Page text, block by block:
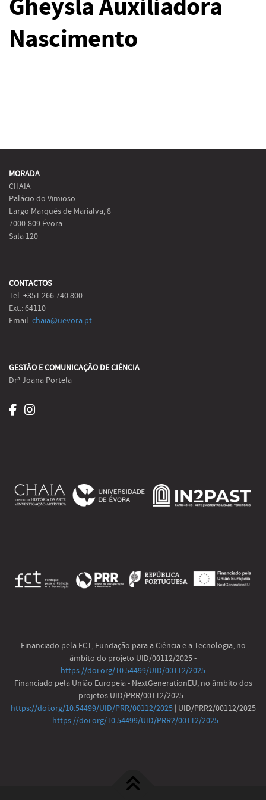
Gheysla Auxiliadora
Nascimento
MORADA
CHAIA
Palácio do Vimioso
Largo Marquês de Marialva, 8
7000-809 Évora
Sala 120
CONTACTOS
Tel: +351 266 740 800
Ext.: 64110
Email:chaia@uevora.pt
GESTÃO E COMUNICAÇÃO DE CIÊNCIA
Drª Joana Portela
Financiado pela FCT, Fundação para a Ciência e a Tecnologia, no
âmbito do projeto UID/00112/2025 -
https://doi.org/10.54499/UID/00112/2025
Financiado pela União Europeia - NextGenerationEU, no âmbito dos
projetos UID/PRR/00112/2025 -
https://doi.org/10.54499/UID/PRR/00112/2025| UID/PRR2/00112/2025
- https://doi.org/10.54499/UID/PRR2/00112/2025